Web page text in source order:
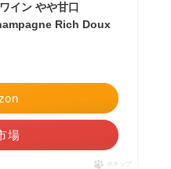
イン やや甘口
Rich Doux
場
ポチップ